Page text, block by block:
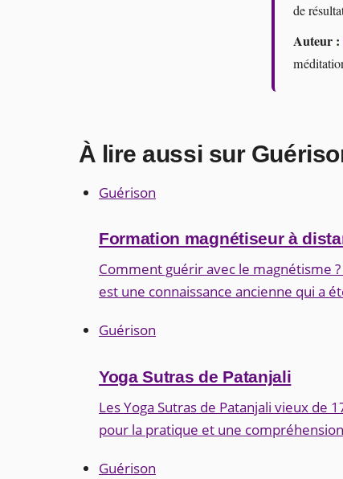
de
Auteur :
À lire aussi sur
Guérison
Formation magnétiseur à
Comment guérir avec le magnétisme
est une connaissance ancienne qui a
Guérison
Yoga Sutras de Patanjali
Les Yoga Sutras de Patanjali vieux de
pour la pratique et une
Guérison